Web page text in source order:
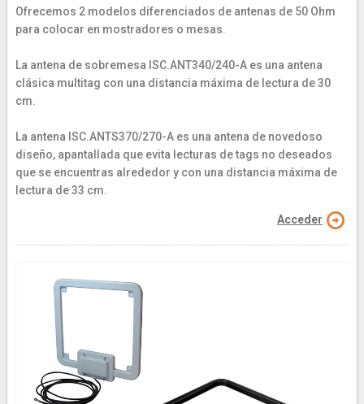
Ofrecemos 2 modelos diferenciados de antenas de 50 Ohm
para colocar en mostradores o mesas.
La antena de sobremesa ISC.ANT340/240-A es una antena
clásica multitag con una distancia máxima de lectura de 30
cm.
La antena ISC.ANTS370/270-A es una antena de novedoso
diseño, apantallada que evita lecturas de tags no deseados
que se encuentras alrededor y con una distancia máxima de
lectura de 33 cm.
Acceder